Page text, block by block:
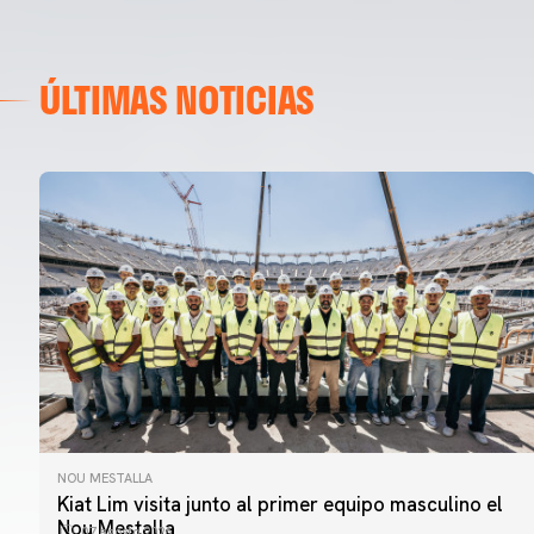
ÚLTIMAS NOTICIAS
NOU MESTALLA
Kiat Lim visita junto al primer equipo masculino el
Nou Mestalla
PRIMER EQUIPO
ENTRENAMIENTO DEL VALENCIA CF 7/8/2026